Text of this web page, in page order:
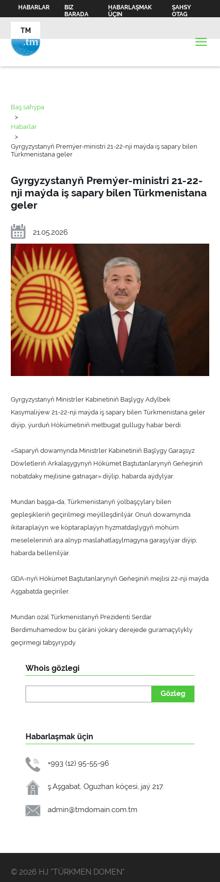
HABARLAR
BIZ
BARADA
HABARLAŞMAK
ÜÇIN
ŞAHSY
OTAG
TM
Baş sahypa
>
Habarlar
>
Gyrgyzystanyň Premýer-ministri 21-22-nji maýda iş sapary bilen
Türkmenistana geler
Gyrgyzystanyň Premýer-ministri 21-22-
nji maýda iş sapary bilen Türkmenistana
geler
21.05.2026
Gyrgyzystanyň Ministrler Kabinetiniň Başlygy Adylbek
Kasymaliýew 21-22-nji maýda iş sapary bilen Türkmenistana geler
diýip, ýurduň Hökümetiniň metbugat gullugy habar berdi.
«Saparyň dowamynda Ministrler Kabinetiniň Başlygy Garaşsyz
Döwletleriň Arkalaşygynyň Hökümet Baştutanlarynyň Geňeşiniň
nobatdaky mejlisine gatnaşar» diýlip, habarda aýdylýar.
Mundan başga-da, Türkmenistanyň ýolbaşçylary bilen
gepleşikleriň geçirilmegi meýilleşdirilýär. Onuň dowamynda
ikitaraplaýyn we köptaraplaýyn hyzmatdaşlygyň möhüm
meseleleriniň ara alnyp maslahatlaşylmagyna garaşylýar diýip,
habarda bellenilýär.
GDA-nyň Hökümet Baştutanlarynyň Geňeşiniň mejlisi 22-nji maýda
Aşgabatda geçiriler.
Mundan ozal Türkmenistanyň Prezidenti Serdar
Berdimuhamedow bu çäräni ýokary derejede guramaçylykly
geçirmegi tabşyrypdy.
Whois gözlegi
Gözleg
Habarlaşmak üçin
+993 (12) 95-55-96
ş.Aşgabat, Oguzhan köçesi, jaý 217.
admin@tmdomain.com.tm
© 2026 HJ "TÜRKMEN DOMEN"